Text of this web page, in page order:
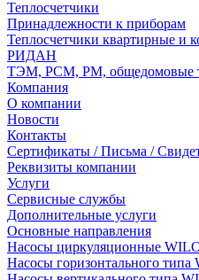
Теплосчетчики
Принадлежности к приборам
Теплосчетчики квартирные и
РИДАН
ТЭМ, РСМ, РМ, общедомовые
Компания
О компании
Новости
Контакты
Сертификаты / Письма /
Реквизиты компании
Услуги
Сервисные службы
Дополнительные услуги
Основные направления
Насосы циркуляционные
Насосы горизонтального типа